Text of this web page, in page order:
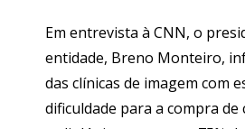
Em entrevista à CNN, o
entidade, Breno Monteiro,
das clínicas de imagem com
dificuldade para a compra de